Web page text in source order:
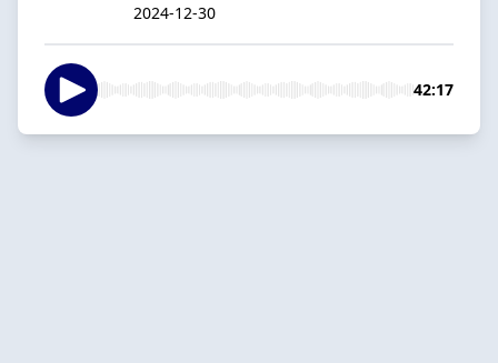
2024-12-30
42:17